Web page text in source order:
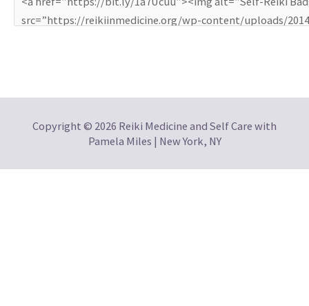
Copyright © 2026 Reiki Medicine and Self Care with
Pamela Miles | New York, NY